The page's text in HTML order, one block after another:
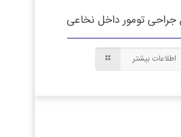
جراحی تومور داخل نخاعی
اطلاعات بیشتر